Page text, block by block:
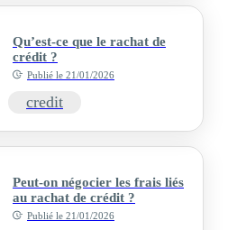
Qu’est-ce que le rachat de
crédit ?
Publié le 21/01/2026
credit
Peut-on négocier les frais liés
au rachat de crédit ?
Publié le 21/01/2026